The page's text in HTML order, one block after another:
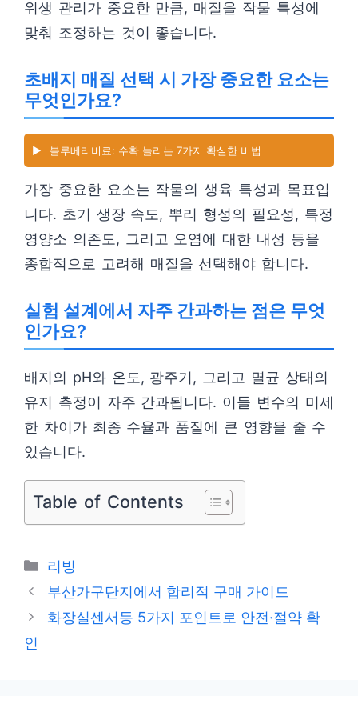
위생 관리가 중요한 만큼, 매질을 작물 특성에
맞춰 조정하는 것이 좋습니다.
초배지 매질 선택 시 가장 중요한 요소는
무엇인가요?
▶️ 블루베리비료: 수확 늘리는 7가지 확실한 비법
가장 중요한 요소는 작물의 생육 특성과 목표입
니다. 초기 생장 속도, 뿌리 형성의 필요성, 특정
영양소 의존도, 그리고 오염에 대한 내성 등을
종합적으로 고려해 매질을 선택해야 합니다.
실험 설계에서 자주 간과하는 점은 무엇
인가요?
배지의 pH와 온도, 광주기, 그리고 멸균 상태의
유지 측정이 자주 간과됩니다. 이들 변수의 미세
한 차이가 최종 수율과 품질에 큰 영향을 줄 수
있습니다.
Table of Contents
카
테
리
리빙
부산가구단지에서 합리적 구매 가이드
화장실센서등 5가지 포인트로 안전·절약 확
인